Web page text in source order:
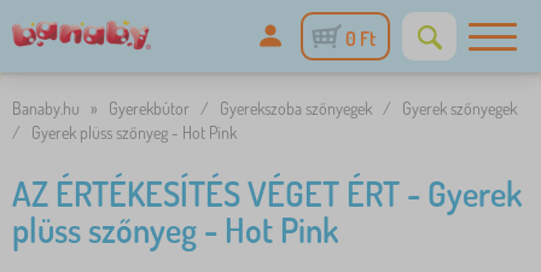
0 Ft
Banaby.hu » Gyerekbútor / Gyerekszoba szőnyegek /
Gyerek szőnyegek
/
Gyerek plüss szőnyeg - Hot Pink
AZ ÉRTÉKESÍTÉS VÉGET ÉRT - Gyerek
plüss szőnyeg - Hot Pink